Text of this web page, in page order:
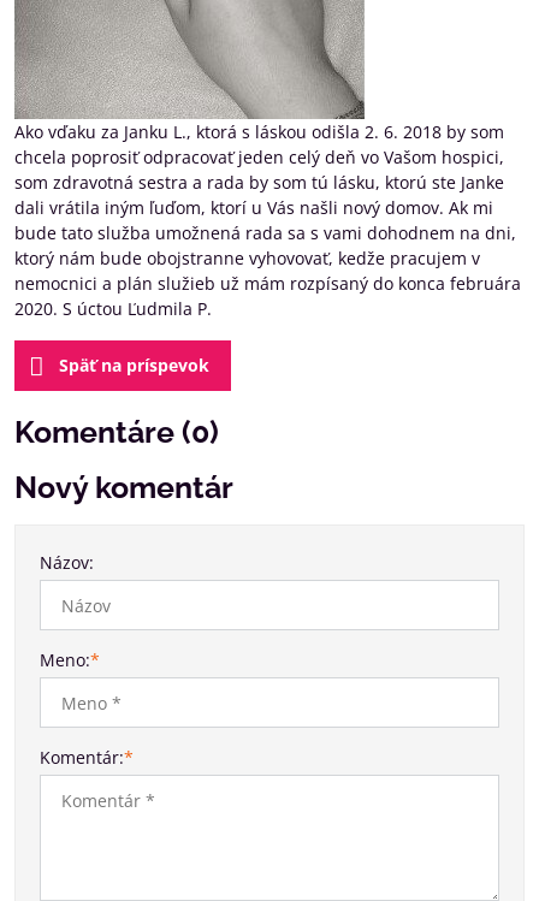
Ako vďaku za Janku L., ktorá s láskou odišla 2. 6. 2018 by som
chcela poprosiť odpracovať jeden celý deň vo Vašom hospici,
som zdravotná sestra a rada by som tú lásku, ktorú ste Janke
dali vrátila iným ľuďom, ktorí u Vás našli nový domov. Ak mi
bude tato služba umožnená rada sa s vami dohodnem na dni,
ktorý nám bude obojstranne vyhovovať, kedže pracujem v
nemocnici a plán služieb už mám rozpísaný do konca februára
2020. S úctou Ľudmila P.
Späť na príspevok
Komentáre (0)
Nový komentár
Názov:
Meno:*
Komentár:*